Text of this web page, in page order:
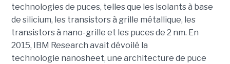
technologies de puces, telles que les isolants à base
de silicium, les transistors à grille métallique, les
transistors à nano-grille et les puces de 2 nm. En
2015, IBM Research avait dévoilé la
technologie nanosheet, une architecture de puce